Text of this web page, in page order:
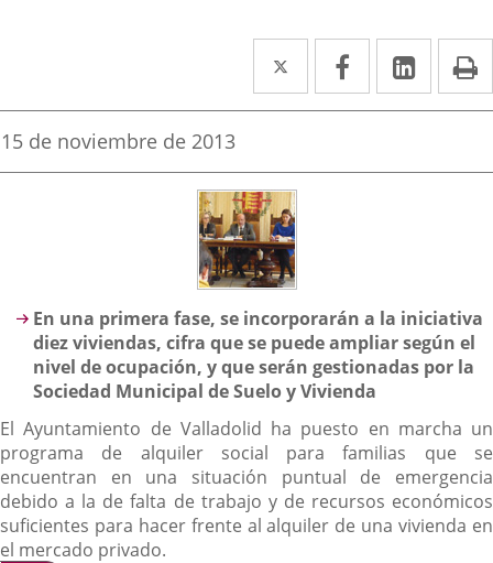
Twitter
Enlace
a
aplicación
externa.
Facebook
Enlace
a
aplicación
Enlace
a
Fecha
la
15 de noviembre de 2013
Descripción
En una primera fase, se incorporarán a la iniciativa
diez viviendas, cifra que se puede ampliar según el
nivel de ocupación, y que serán gestionadas por la
Sociedad Municipal de Suelo y Vivienda
El Ayuntamiento de Valladolid ha puesto en marcha un
programa de alquiler social para familias que se
encuentran en una situación puntual de emergencia
debido a la de falta de trabajo y de recursos económicos
suficientes para hacer frente al alquiler de una vivienda en
el mercado privado.